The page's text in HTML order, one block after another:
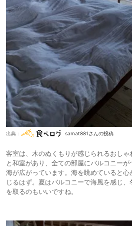
出典： samat881さんの投稿
客室は、木のぬくもりが感じられるおし
と和室があり、全ての部屋にバルコニー
海が広がっています。海を眺めていると
じるはず。夏はバルコニーで海風を感じ
を取るのもいいですね。